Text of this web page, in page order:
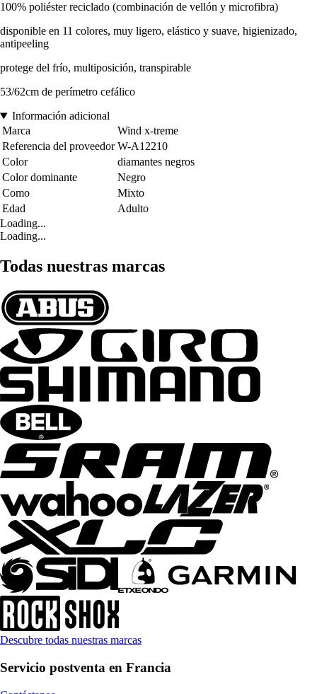
100% poliéster reciclado (combinación de vellón y microfibra)
disponible en 11 colores, muy ligero, elástico y suave, higienizado,
antipeeling
protege del frío, multiposición, transpirable
53/62cm de perímetro cefálico
Información adicional
Marca
Wind x-treme
Referencia del proveedor W-A12210
Color
diamantes negros
Color dominante
Negro
Como
Mixto
Edad
Adulto
Loading...
Loading...
Todas nuestras marcas
Descubre todas nuestras marcas
Servicio postventa en Francia